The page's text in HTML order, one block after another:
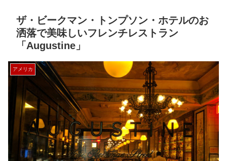
ザ・ビークマン・トンプソン・ホテルのお
洒落で美味しいフレンチレストラン
「Augustine」
アメリカ